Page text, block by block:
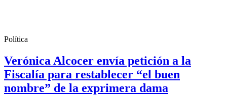
Política
Verónica Alcocer envía petición a la
Fiscalía para restablecer “el buen
nombre” de la exprimera dama